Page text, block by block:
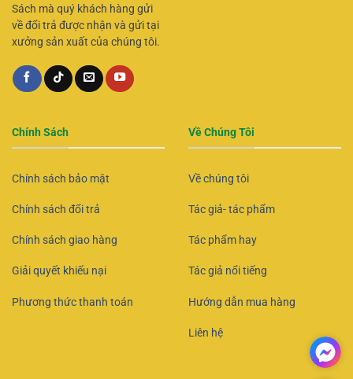
Sách mà quý khách hàng gửi
về đổi trả được nhận và gửi tại
xưởng sản xuất của chúng tôi.
Chính Sách
Chính sách bảo mật
Chính sách đổi trả
Chính sách giao hàng
Giải quyết khiếu nại
Phương thức thanh toán
Về Chúng Tôi
Về chúng tôi
Tác giả- tác phẩm
Tác phẩm hay
Tác giả nổi tiếng
Hướng dẫn mua hàng
Liên hệ